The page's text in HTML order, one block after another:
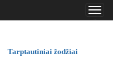
..
..
Tarptautiniai žodžiai